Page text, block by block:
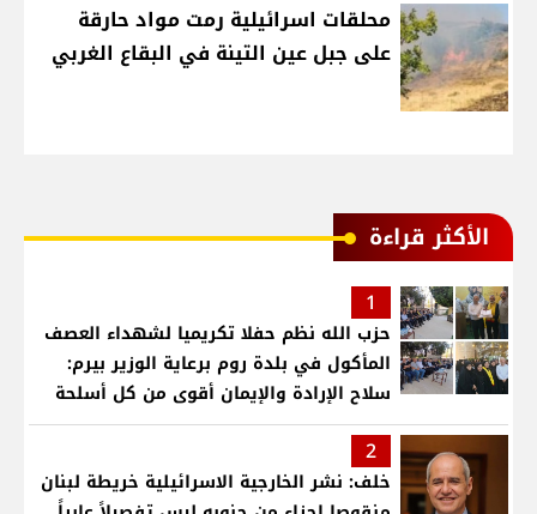
محلقات اسرائيلية رمت مواد حارقة
على جبل عين التينة في البقاع الغربي
الأكثر قراءة
1
حزب الله نظم حفلا تكريميا لشهداء العصف
المأكول في بلدة روم برعاية الوزير بيرم:
سلاح الإرادة والإيمان أقوى من كل أسلحة
العالم .. ونريد الدولة التي تجمع اللبنانيين
2
خلف: نشر الخارجية الاسرائيلية خريطة لبنان